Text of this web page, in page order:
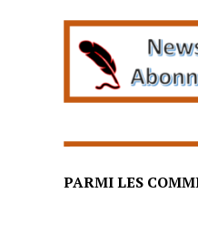
PARMI LES